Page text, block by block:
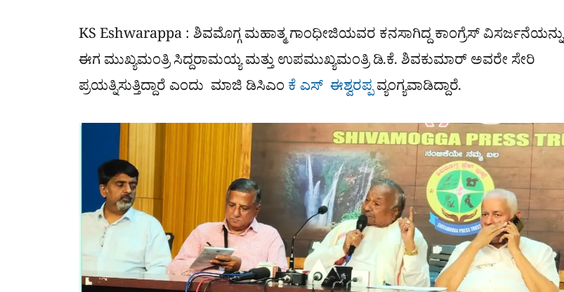
KS Eshwarappa : ಶಿವಮೊಗ್ಗ ಮಹಾತ್ಮ ಗಾಂಧೀಜಿಯವರ ಕನಸಾಗಿದ್ದ ಕಾಂಗ್ರೆಸ್ ವಿಸರ್ಜನೆಯನ್ನು
ಈಗ ಮುಖ್ಯಮಂತ್ರಿ ಸಿದ್ದರಾಮಯ್ಯ ಮತ್ತು ಉಪಮುಖ್ಯಮಂತ್ರಿ ಡಿ.ಕೆ. ಶಿವಕುಮಾರ್ ಅವರೇ ಸೇರಿ
ಪ್ರಯತ್ನಿಸುತ್ತಿದ್ದಾರೆ ಎಂದು ಮಾಜಿ ಡಿಸಿಎಂ ಕೆ ಎಸ್​ ಈಶ್ವರಪ್ಪವ್ಯಂಗ್ಯವಾಡಿದ್ದಾರೆ.